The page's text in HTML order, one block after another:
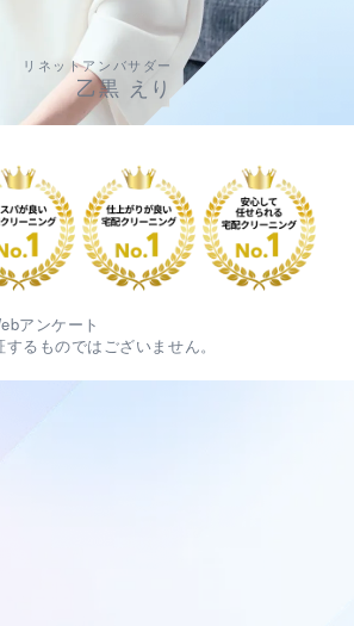
リネットアンバサダー
乙黒 えり
アンケート
るものではございません。